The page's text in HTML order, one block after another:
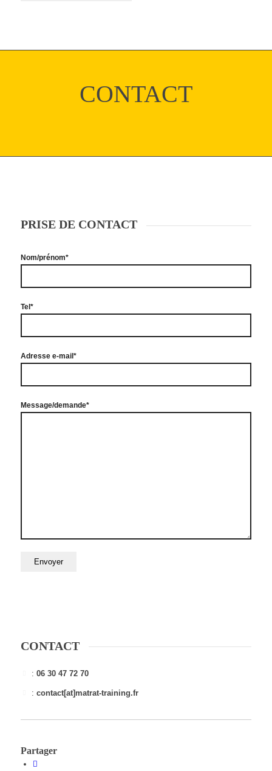
CONTACT
PRISE DE CONTACT
Nom/prénom*
Tel*
Adresse e-mail*
Message/demande*
CONTACT
:06 30 47 72 70
:contact[at]matrat-training.fr
Partager